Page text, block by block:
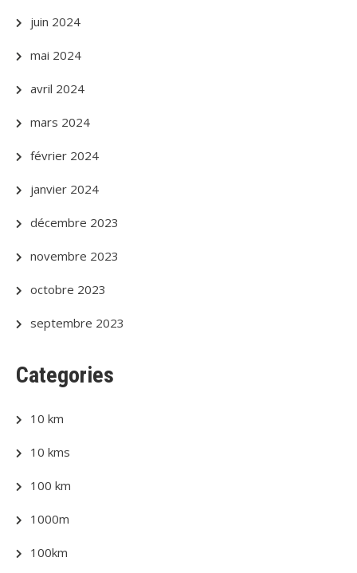
juin 2024
mai 2024
avril 2024
mars 2024
février 2024
janvier 2024
décembre 2023
novembre 2023
octobre 2023
septembre 2023
Categories
10 km
10 kms
100 km
1000m
100km